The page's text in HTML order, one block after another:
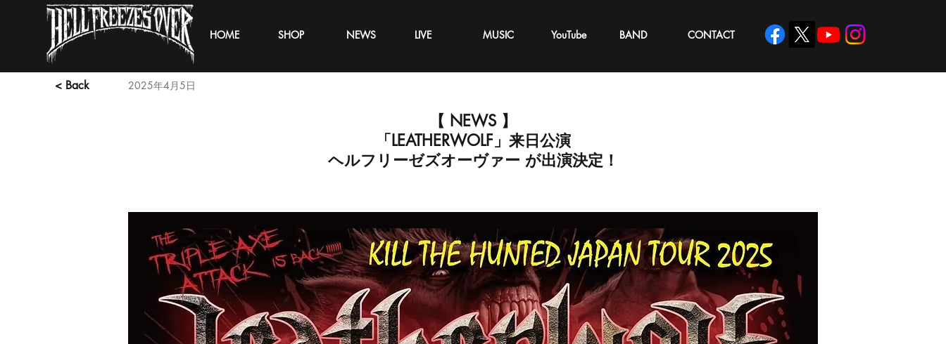
HOME SHOP NEWS LIVE MUSIC YouTube BAND CONTACT
< Back 2025年4月5日
【 NEWS 】
「LEATHERWOLF」来日公演
ヘルフリーゼズオーヴァー が出演決定！